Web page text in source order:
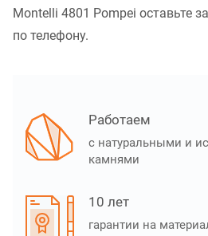
Montelli 4801 Pompei оставьте
по телефону.
Работаем
с натуральными и
камнями
10 лет
гарантии на